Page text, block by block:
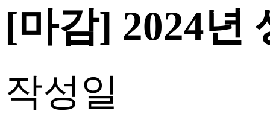
[마감] 2024년
작성일